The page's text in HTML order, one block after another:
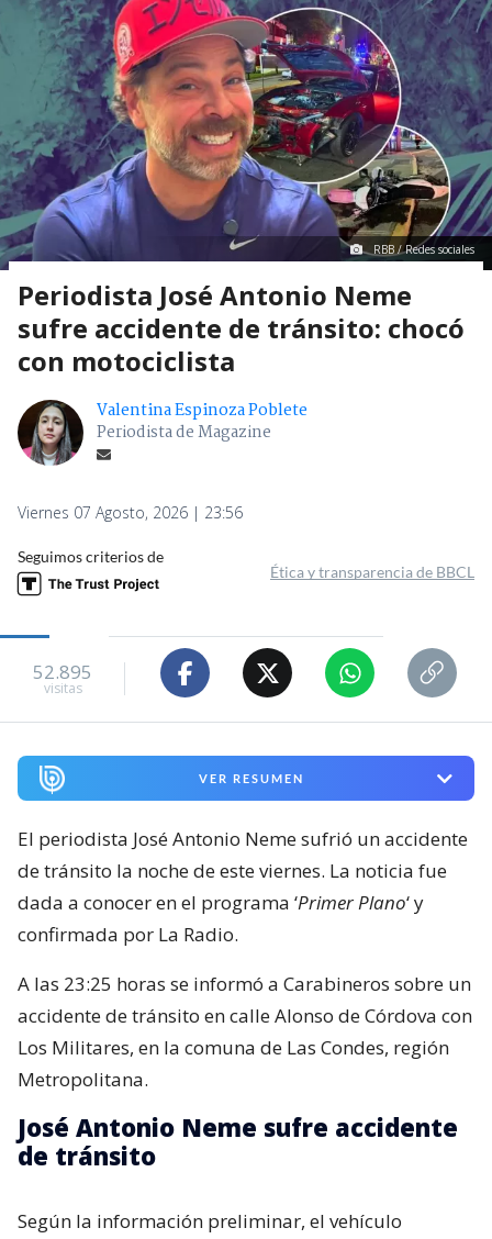
RBB / Redes sociales
Periodista José Antonio Neme
sufre accidente de tránsito: chocó
con motociclista
Valentina Espinoza Poblete
Periodista de Magazine
Viernes 07 Agosto, 2026 | 23:56
Seguimos criterios de
Ética y transparencia de BBCL
52.895
visitas
VER RESUMEN
El periodista José Antonio Neme sufrió un accidente
de tránsito la noche de este viernes. La noticia fue
dada a conocer en el programa ‘Primer Plano‘ y
confirmada por La Radio.
A las 23:25 horas se informó a Carabineros sobre un
accidente de tránsito en calle Alonso de Córdova con
Los Militares, en la comuna de Las Condes, región
Metropolitana.
José Antonio Neme sufre accidente
de tránsito
Según la información preliminar, el vehículo